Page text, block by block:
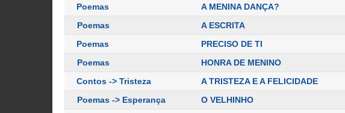
Poemas
A MENINA DANÇA?
Poemas
A ESCRITA
Poemas
PRECISO DE TI
Poemas
HONRA DE MENINO
Contos -> Tristeza
A TRISTEZA E A FELICIDADE
Poemas -> Esperança
O VELHINHO